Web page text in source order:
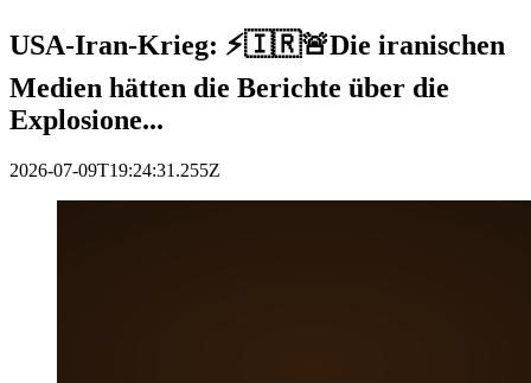
USA-Iran-Krieg: ⚡️🇮🇷🚨Die iranischen
Medien hätten die Berichte über die
Explosione...
2026-07-09T19:24:31.255Z